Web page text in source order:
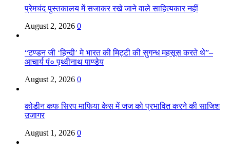
प्रेमचंद पुस्तकालय में सजाकर रखे जाने वाले साहित्यकार नहीं
August 2, 2026 0
“टण्डन जी ‘हिन्दी’ मे भारत की मिट्टी की सुगन्ध महसूस करते थे”–
आचार्य पं० पृथ्वीनाथ पाण्डेय
August 2, 2026 0
कोडीन कफ सिरप माफिया केस में जज को प्रभावित करने की साजिश
उजागर
August 1, 2026 0